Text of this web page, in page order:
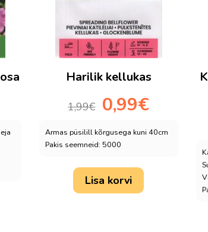
Harilik kellukas
1,99€
Algne
hind
1,99€.
0,99€Praegune
hind
Armas püsilill kõrgusega kuni 40cm
Pakis seemneid: 5000
Lisa korvi